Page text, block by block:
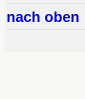
nach oben